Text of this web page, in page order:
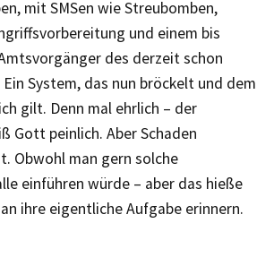
mit SMSen wie Streubomben,
und einem bis
des derzeit schon
System, das nun bröckelt und dem
gilt. Denn mal ehrlich – der
Gott peinlich. Aber Schaden
Obwohl man gern solche
einführen würde – aber das hieße
ihre eigentliche Aufgabe erinnern.